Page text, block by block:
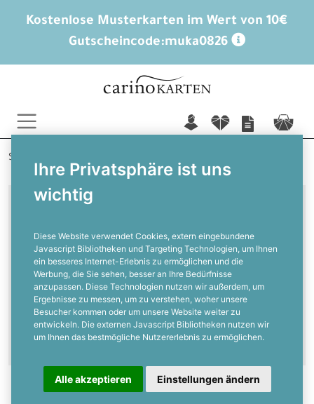
Kostenlose Musterkarten im Wert von 10€
Gutscheincode:muka0826
Ihre Privatsphäre ist uns
wichtig
Diese Website verwendet Cookies, extern eingebundene
Javascript Bibliotheken und Targeting Technologien, um Ihnen
ein besseres Internet-Erlebnis zu ermöglichen und die
Werbung, die Sie sehen, besser an Ihre Bedürfnisse
anzupassen. Diese Technologien nutzen wir außerdem, um
Ergebnisse zu messen, um zu verstehen, woher unsere
Besucher kommen oder um unsere Website weiter zu
entwickeln. Die externen Javascript Bibliotheken nutzen wir
um Ihnen das bestmögliche Nutzererlebnis zu ermöglichen.
Alle akzeptieren Einstellungen ändern
n f c
Startseite
Danksagungen zur Trauer
Mit unseren Danksagungen zur Trauer
können Sie sich für die Anteilnahme an
Ihrem Verlust bedanken.